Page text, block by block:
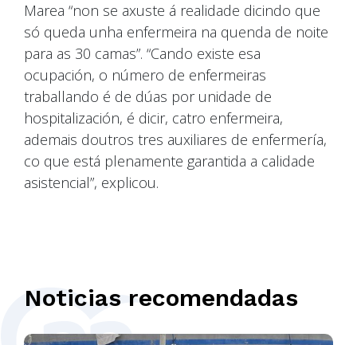
Marea “non se axuste á realidade dicindo que
só queda unha enfermeira na quenda de noite
para as 30 camas”. “Cando existe esa
ocupación, o número de enfermeiras
traballando é de dúas por unidade de
hospitalización, é dicir, catro enfermeira,
ademais doutros tres auxiliares de enfermería,
co que está plenamente garantida a calidade
asistencial”, explicou.
Noticias recomendadas